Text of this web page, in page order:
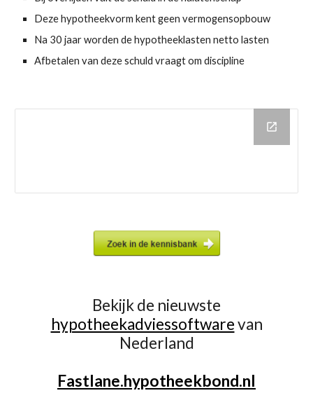
Deze hypotheekvorm kent geen vermogensopbouw
Na 30 jaar worden de hypotheeklasten netto lasten
Afbetalen van deze schuld vraagt om discipline
Bekijk de nieuwste
hypotheekadviessoftwarevan
Nederland
Fastlane.hypotheekbond.nl